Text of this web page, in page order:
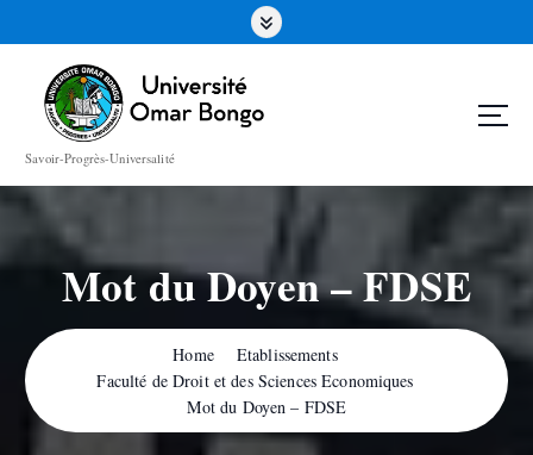
Savoir-Progrès-Universalité
Mot du Doyen – FDSE
Home
Etablissements
Faculté de Droit et des Sciences Economiques
Mot du Doyen – FDSE